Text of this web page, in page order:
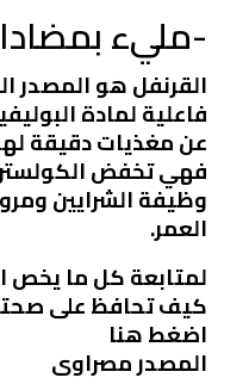
-مليء
القرنفل هو المصدر
فاعلية لمادة
عن مغذيات دقيقة
فهي تخفض
وظيفة الشرايين
العمر.
لمتابعة كل ما يخص
كيف تحافظ على
اضغط هنا
المصدر مصراوى